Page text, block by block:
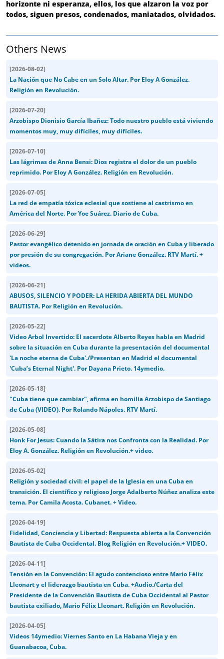
horizonte ni esperanza, ellos, los que alzaron la voz por
todos, siguen presos, condenados, maniatados, olvidados.
Others News
[2026-08-02]
La Nación que No Cabe en un Solo Altar. Por Eloy A González.
Religión en Revolución.
[2026-07-20]
Arzobispo Dionisio García Ibañez: Todo nuestro pueblo está viviendo
momentos muy, muy difíciles, muy difíciles.
[2026-07-10]
Las lágrimas de Anna Bensi: Dios registra el dolor de un pueblo
reprimido. Por Eloy A González. Religión en Revolución.
[2026-07-05]
La red de empatía tóxica eclesial que sostiene al castrismo en
América del Norte. Por Yoe Suárez. Diario de Cuba.
[2026-06-29]
Pastor evangélico detenido en jornada de oración en Cuba y liberado
por presión de su congregación. Por Ariane González. RTV Martí. +
videos.
[2026-06-21]
ABUSOS, SILENCIO Y PODER: LA HERIDA ABIERTA DEL MUNDO
BAUTISTA. Por Religión en Revolución.
[2026-05-22]
Video Arbol Invertido: El sacerdote Alberto Reyes habla en Madrid
sobre la situación en Cuba durante la presentación del documental
'La noche eterna de Cuba'./Presentan en Madrid el documental
'Cuba’s Eternal Night'. Por Dayana Prieto. 14ymedio.
[2026-05-18]
"Cuba tiene que cambiar", afirma en homilía Arzobispo de Santiago
de Cuba (VIDEO). Por Rolando Nápoles. RTV Martí.
[2026-05-08]
Honk For Jesus: Cuando la Sátira nos Confronta con la Realidad. Por
Eloy A. González. Religión en Revolución.+ video.
[2026-05-02]
Religión y sociedad civil: el papel de la Iglesia en una Cuba en
transición. El científico y religioso Jorge Adalberto Núñez analiza este
tema. Por Camila Acosta. Cubanet. + Video.
[2026-04-19]
Fidelidad, Conciencia y Libertad: Respuesta abierta a la Convención
Bautista de Cuba Occidental. Blog Religión en Revolución.+ VIDEO.
[2026-04-11]
Tensión en la Convención: El agudo contencioso entre Mario Félix
Lleonart y el liderazgo bautista en Cuba. +Audio./Carta del
Presidente de la Convención Bautista de Cuba Occidental al Pastor
bautista exiliado, Mario Félix Lleonart. Religión en Revolución.
[2026-04-05]
Videos 14ymedio: Viernes Santo en La Habana Vieja y en
Guanabacoa, Cuba.